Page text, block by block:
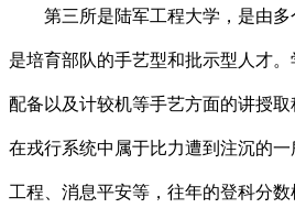
第三所是陆军工程大学，是由多
是培育部队的手艺型和批示型人才
配备以及计较机等手艺方面的讲授
在戎行系统中属于比力遭到注沉的
工程、消息平安等，往年的登科分数